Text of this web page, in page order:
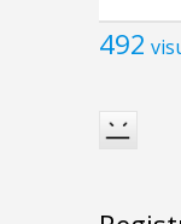
492